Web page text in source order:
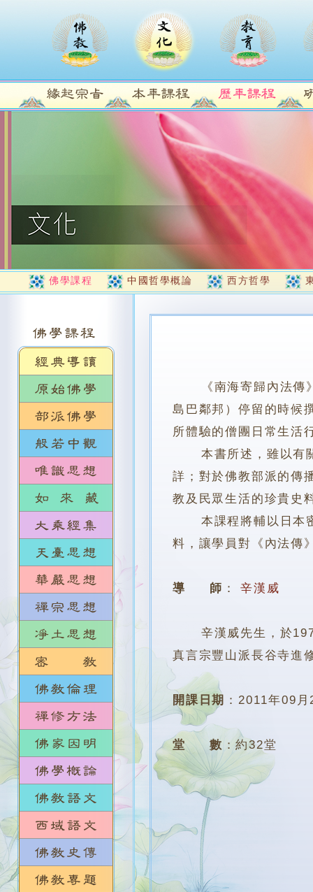
佛學課程 中國哲學概論 西方哲學
《南海寄歸內法
島巴鄰邦）停留的時候
所體驗的僧團日常生活
本書所述，雖以有關
詳；對於佛教部派的傳
教及民眾生活的珍貴史
本課程將輔以日本密
料，讓學員對《內法傳
導 師 ： 辛漢威
辛漢威先生，於1973
真言宗豐山派長谷寺進
開課日期 ：2011年09月
堂 數 ：約32堂